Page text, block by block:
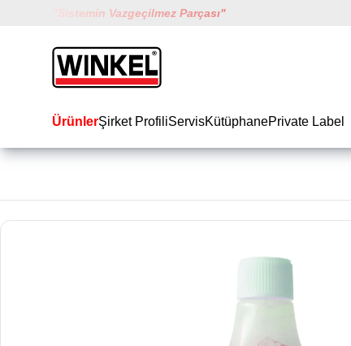
Sistemin Vazgeçilmez Parçası"
Winkel
ÜrünlerŞirket ProfiliServisKütüphanePrivate Label